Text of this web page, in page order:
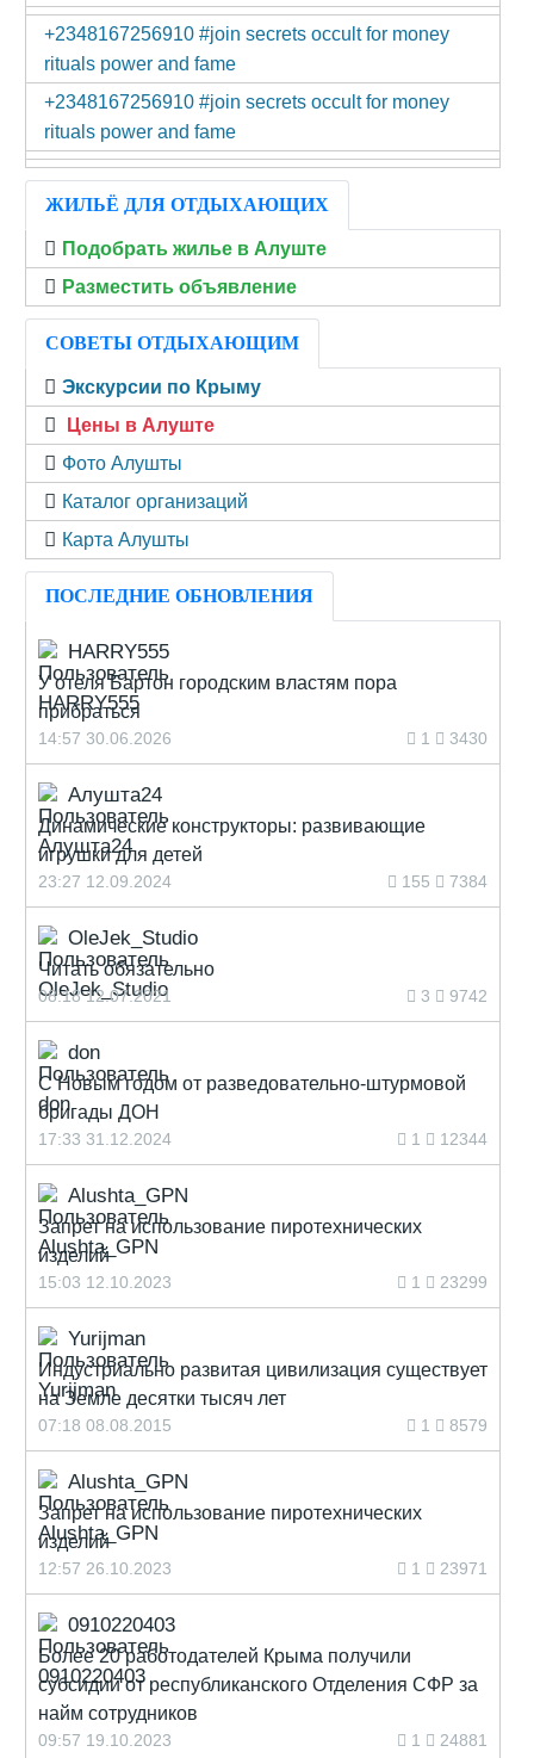
+2348167256910 #join secrets occult for money
rituals power and fame
+2348167256910 #join secrets occult for money
rituals power and fame
ЖИЛЬЁ ДЛЯ ОТДЫХАЮЩИХ
Подобрать жилье в Алуште
Разместить объявление
СОВЕТЫ ОТДЫХАЮЩИМ
Экскурсии по Крыму
Цены в Алуште
Фото Алушты
Каталог организаций
Карта Алушты
ПОСЛЕДНИЕ ОБНОВЛЕНИЯ
HARRY555
У отеля Бартон городским властям пора
прибраться
14:57 30.06.2026 1 3430
Алушта24
Динамические конструкторы: развивающие
игрушки для детей
23:27 12.09.2024 155 7384
OleJek_Studio
Читать обязательно
08:18 12.07.2021 3 9742
don
С Новым годом от разведовательно-штурмовой
бригады ДОН
17:33 31.12.2024 1 12344
Alushta_GPN
Запрет на использование пиротехнических
изделий
15:03 12.10.2023 1 23299
Yurijman
Индустриально развитая цивилизация существует
на Земле десятки тысяч лет
07:18 08.08.2015 1 8579
Alushta_GPN
Запрет на использование пиротехнических
изделий
12:57 26.10.2023 1 23971
0910220403
Более 20 работодателей Крыма получили
субсидии от республиканского Отделения СФР за
найм сотрудников
09:57 19.10.2023 1 24881